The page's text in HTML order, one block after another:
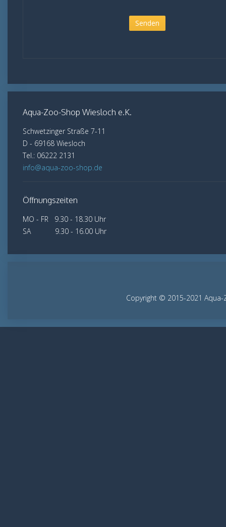
Senden
Aqua-Zoo-Shop Wiesloch e.K.
Schwetzinger Straße 7-11
D - 69168 Wiesloch
Tel.: 06222 2131
info@aqua-zoo-shop.de
Öffnungszeiten
MO - FR 9.30 - 18.30 Uhr
SA 9.30 - 16.00 Uhr
Copyright © 2015-2021